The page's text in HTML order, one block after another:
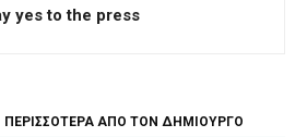
yes to the press
ΠΕΡΙΣΣΟΤΕΡΑ ΑΠΟ ΤΟΝ ΔΗΜΙΟΥΡΓΟ